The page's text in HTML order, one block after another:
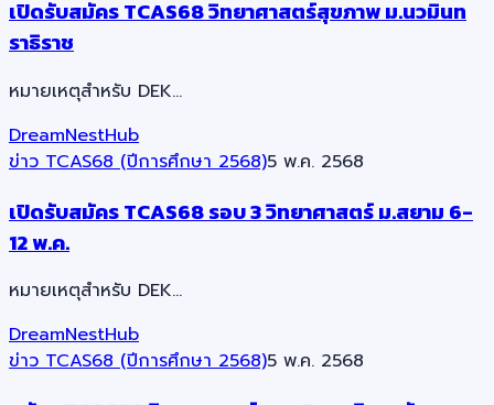
เปิดรับสมัคร TCAS68 วิทยาศาสตร์สุขภาพ ม.นวมินท
ราธิราช
หมายเหตุสำหรับ DEK…
DreamNestHub
ข่าว TCAS68 (ปีการศึกษา 2568)5 พ.ค. 2568
เปิดรับสมัคร TCAS68 รอบ 3 วิทยาศาสตร์ ม.สยาม 6-
12 พ.ค.
หมายเหตุสำหรับ DEK…
DreamNestHub
ข่าว TCAS68 (ปีการศึกษา 2568)5 พ.ค. 2568